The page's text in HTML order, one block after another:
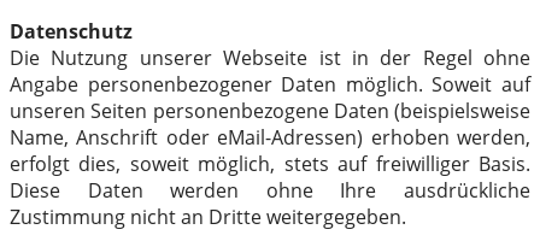
Datenschutz
Die Nutzung unserer Webseite ist in der Regel ohne
Angabe personenbezogener Daten möglich. Soweit auf
unseren Seiten personenbezogene Daten (beispielsweise
Name, Anschrift oder eMail-Adressen) erhoben werden,
erfolgt dies, soweit möglich, stets auf freiwilliger Basis.
Diese Daten werden ohne Ihre ausdrückliche
Zustimmung nicht an Dritte weitergegeben.